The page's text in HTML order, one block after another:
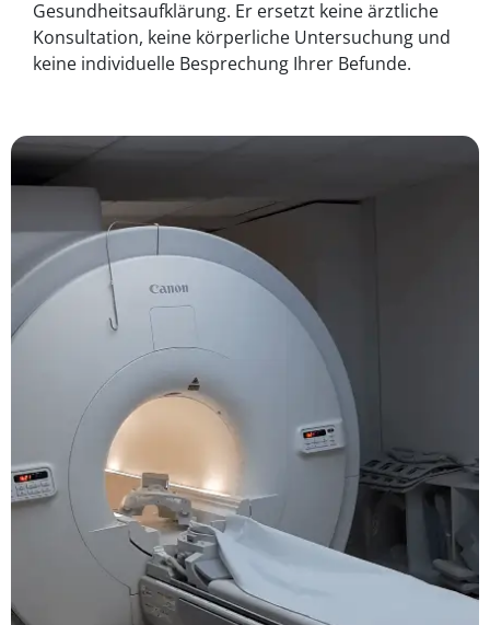
Gesundheitsaufklärung. Er ersetzt keine ärztliche
Konsultation, keine körperliche Untersuchung und
keine individuelle Besprechung Ihrer Befunde.